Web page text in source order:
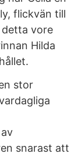
flickvän till
detta vore
Hilda
stor
snarast att